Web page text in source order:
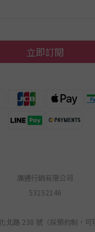
立即訂閱
廣通行銷有限公司
53152146
北路 238 號（採預約制，